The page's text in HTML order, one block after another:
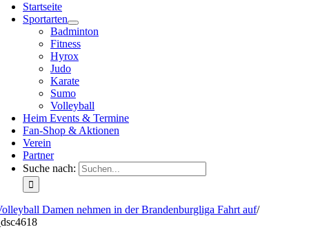
Startseite
Sportarten
Badminton
Fitness
Hyrox
Judo
Karate
Sumo
Volleyball
Heim Events & Termine
Fan-Shop & Aktionen
Verein
Partner
Suche nach:
Damen nehmen in der Brandenburgliga Fahrt auf/